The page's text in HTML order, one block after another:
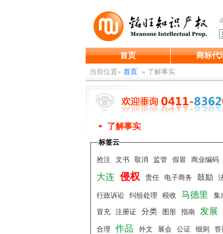
首页 商标代
当前位置» 首页 » 了解事实
了解事实
标签云
抢注 文书 取消 监管 假冒 商业编码
大连 侵权 责任 电子商务 鼓励
行政诉讼 纠纷处理 税收 马德里 集
冒充 注册证 分类 图形 指南 发展
合理 作品 外文 展会 公证 细则